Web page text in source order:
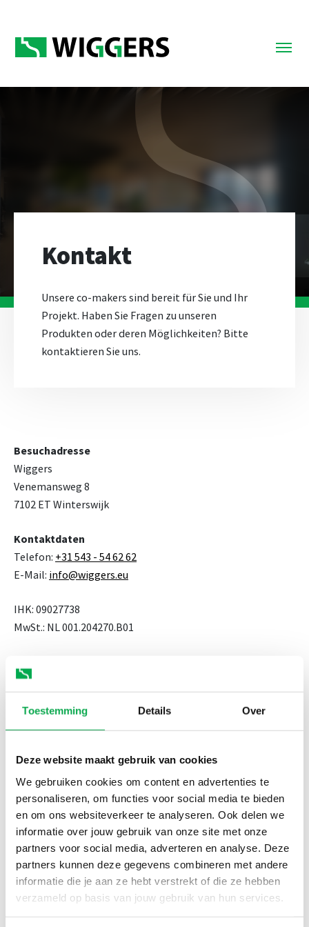
Toestemming Details Over
Deze website maakt gebruik van cookies
We gebruiken cookies om content en advertenties te
personaliseren, om functies voor social media te bieden
en om ons websiteverkeer te analyseren. Ook delen we
informatie over jouw gebruik van onze site met onze
partners voor social media, adverteren en analyse. Deze
partners kunnen deze gegevens combineren met andere
informatie die je aan ze hebt verstrekt of die ze hebben
verzameld op basis van jouw gebruik van hun services.
Kontakt
Unsere co-makers sind bereit für Sie und Ihr
Projekt. Haben Sie Fragen zu unseren
Produkten oder deren Möglichkeiten? Bitte
kontaktieren Sie uns.
Besuchadresse
Wiggers
Venemansweg 8
7102 ET Winterswijk
Kontaktdaten
Telefon: +31 543 - 54 62 62
E-Mail: info@wiggers.eu
IHK: 09027738
MwSt.: NL 001.204270.B01
Freitag von 08:00 bis 15:00 Uhr